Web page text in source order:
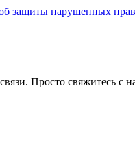
защиты нарушенных
Просто свяжитесь